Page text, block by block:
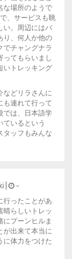
な場所のようで
、サービスも眺
い。周辺にはバ
り、何人か他の
でチャングナラ
ってもらいまし
いトレッキング
などリラさんに
も連れて行って
では、日本語学
ているという
タッフもみんな
|
-
行ったことがあ
晴らしいトレッ
にプーンヒルま
が出来て本当に
に体力をつけた